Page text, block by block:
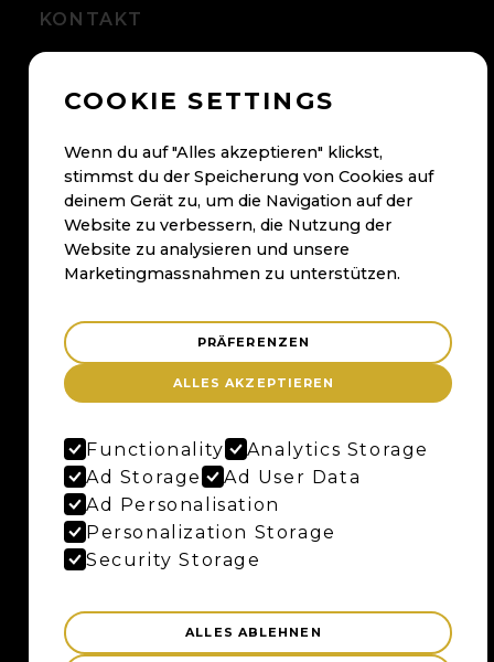
KONTAKT
kontakt@maybaum.ch
BADEN
Maybaum AG
Bruggerstrasse 37
5400 Baden
Anfahrtsplan
Google Maps
BERN
Maybaum AG
Uferweg 15
3013 Bern
ZÜRICH
COOKIE SETTINGS
Wenn du auf "Alles akzeptieren" klickst,
stimmst du der Speicherung von Cookies auf
deinem Gerät zu, um die Navigation auf der
Website zu verbessern, die Nutzung der
Website zu analysieren und unsere
Marketingmassnahmen zu unterstützen.
PRÄFERENZEN
ALLES AKZEPTIEREN
Functionality
Analytics Storage
Ad Storage
Ad User Data
Ad Personalisation
Personalization Storage
Security Storage
ALLES ABLEHNEN